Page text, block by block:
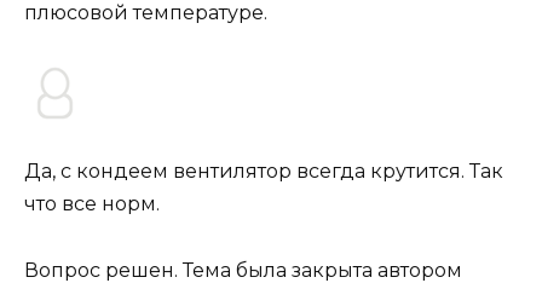
плюсовой температуре.
Да, с кондеем вентилятор всегда крутится. Так
что все норм.
Вопрос решен. Тема была закрыта автором